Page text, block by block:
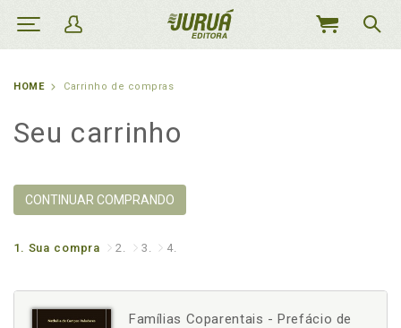
MEU
HOME Carrinho de compras
Seu carrinho
CONTINUAR COMPRANDO
1. Sua compra 2. 3. 4.
Famílias Coparentais - Prefácio de